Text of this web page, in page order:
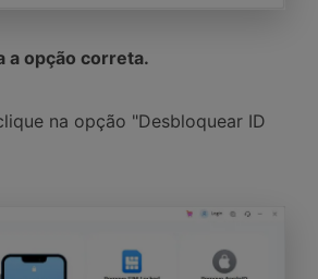
a opção correta.
na opção "Desbloquear ID